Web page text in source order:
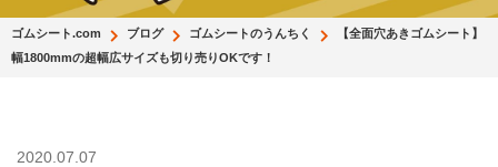
ゴムシート.com ブログ ゴムシートのうんちく
【全面穴あきゴムシート】
幅1800mmの超幅広サイズも切り売りOKです！
2020.07.07